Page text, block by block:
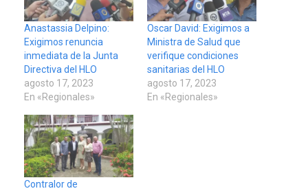
Anastassia Delpino:
Exigimos renuncia
inmediata de la Junta
Directiva del HLO
agosto 17, 2023
En «Regionales»
Oscar David: Exigimos a
Ministra de Salud que
verifique condiciones
sanitarias del HLO
agosto 17, 2023
En «Regionales»
Contralor de